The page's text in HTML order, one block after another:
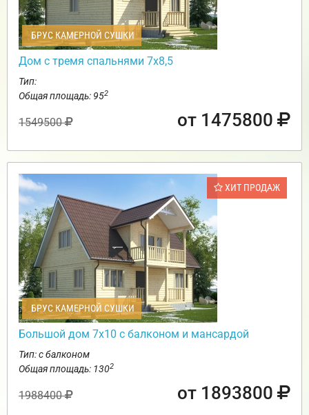
БРУС КАМЕРНОЙ СУШКИ
Дом с тремя спальнями 7х8,5
Тип:
Общая площадь: 952
1549500 от 1475800
ХИТ ПРОДАЖ
БРУС КАМЕРНОЙ СУШКИ
Большой дом 7х10 с балконом и мансардой
Тип: с балконом
Общая площадь: 1302
1988400 от 1893800